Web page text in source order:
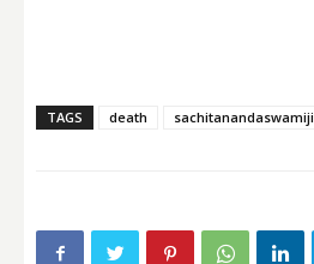
TAGS death sachitanandaswamiji